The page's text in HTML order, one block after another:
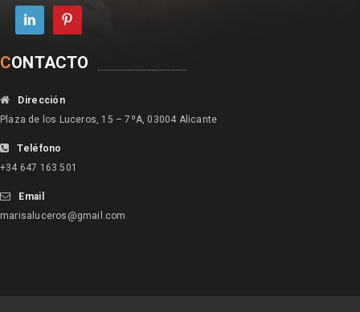
CONTACTO
Dirección
Plaza de los Luceros, 15 – 7ºA, 03004 Alicante
Teléfono
+34 647 163 501
Email
marisaluceros@gmail.com